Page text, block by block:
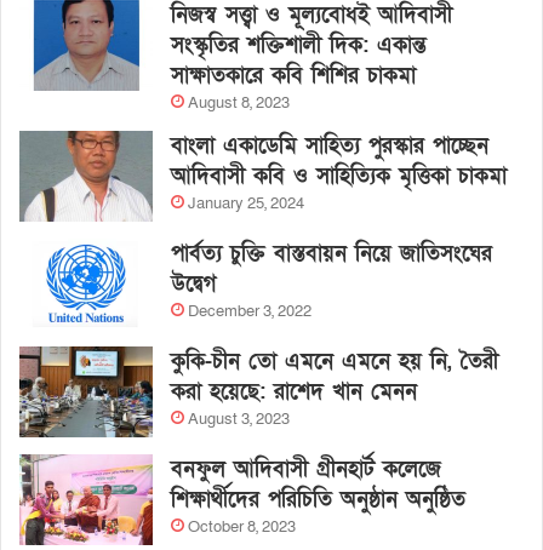
নিজস্ব সত্ত্বা ও মূল্যবোধই আদিবাসী
সংস্কৃতির শক্তিশালী দিক: একান্ত
সাক্ষাতকারে কবি শিশির চাকমা
August 8, 2023
বাংলা একাডেমি সাহিত্য পুরস্কার পাচ্ছেন
আদিবাসী কবি ও সাহিত্যিক মৃত্তিকা চাকমা
January 25, 2024
পার্বত্য চুক্তি বাস্তবায়ন নিয়ে জাতিসংঘের
উদ্বেগ
December 3, 2022
কুকি-চীন তো এমনে এমনে হয় নি, তৈরী
করা হয়েছে: রাশেদ খান মেনন
August 3, 2023
বনফুল আদিবাসী গ্রীনহার্ট কলেজে
শিক্ষার্থীদের পরিচিতি অনুষ্ঠান অনুষ্ঠিত
October 8, 2023